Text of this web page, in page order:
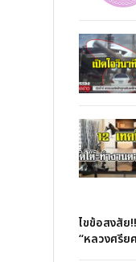
ไขข้อสงสัย
“หลวงศรีย